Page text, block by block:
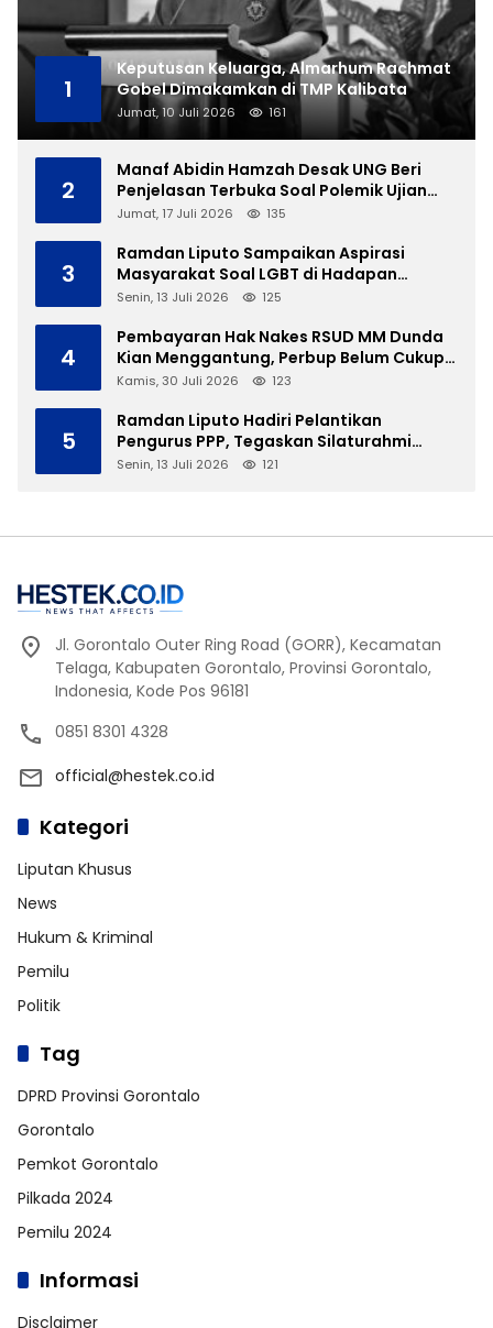
1
Keputusan Keluarga, Almarhum Rachmat
Gobel Dimakamkan di TMP Kalibata
Jumat, 10 Juli 2026 161
2
Manaf Abidin Hamzah Desak UNG Beri
Penjelasan Terbuka Soal Polemik Ujian
Skripsi Mahasiswi
Jumat, 17 Juli 2026 135
3
Ramdan Liputo Sampaikan Aspirasi
Masyarakat Soal LGBT di Hadapan
Gubernur Gusnar
Senin, 13 Juli 2026 125
4
Pembayaran Hak Nakes RSUD MM Dunda
Kian Menggantung, Perbup Belum Cukup
Tanpa Direktur Definitif
Kamis, 30 Juli 2026 123
5
Ramdan Liputo Hadiri Pelantikan
Pengurus PPP, Tegaskan Silaturahmi
Antarpartai Kunci Membangun Gorontalo
Senin, 13 Juli 2026 121
Jl. Gorontalo Outer Ring Road (GORR), Kecamatan
Telaga, Kabupaten Gorontalo, Provinsi Gorontalo,
Indonesia, Kode Pos 96181
0851 8301 4328
official@hestek.co.id
Kategori
Liputan Khusus
News
Hukum & Kriminal
Pemilu
Politik
Tag
DPRD Provinsi Gorontalo
Gorontalo
Pemkot Gorontalo
Pilkada 2024
Pemilu 2024
Informasi
Disclaimer